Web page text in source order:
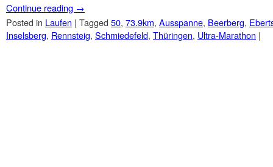
Continue reading →
Posted in Laufen | Tagged 50, 73.9km, Ausspanne, Beerberg,
Inselsberg, Rennsteig, Schmiedefeld, Thüringen, Ultra-Marathon |